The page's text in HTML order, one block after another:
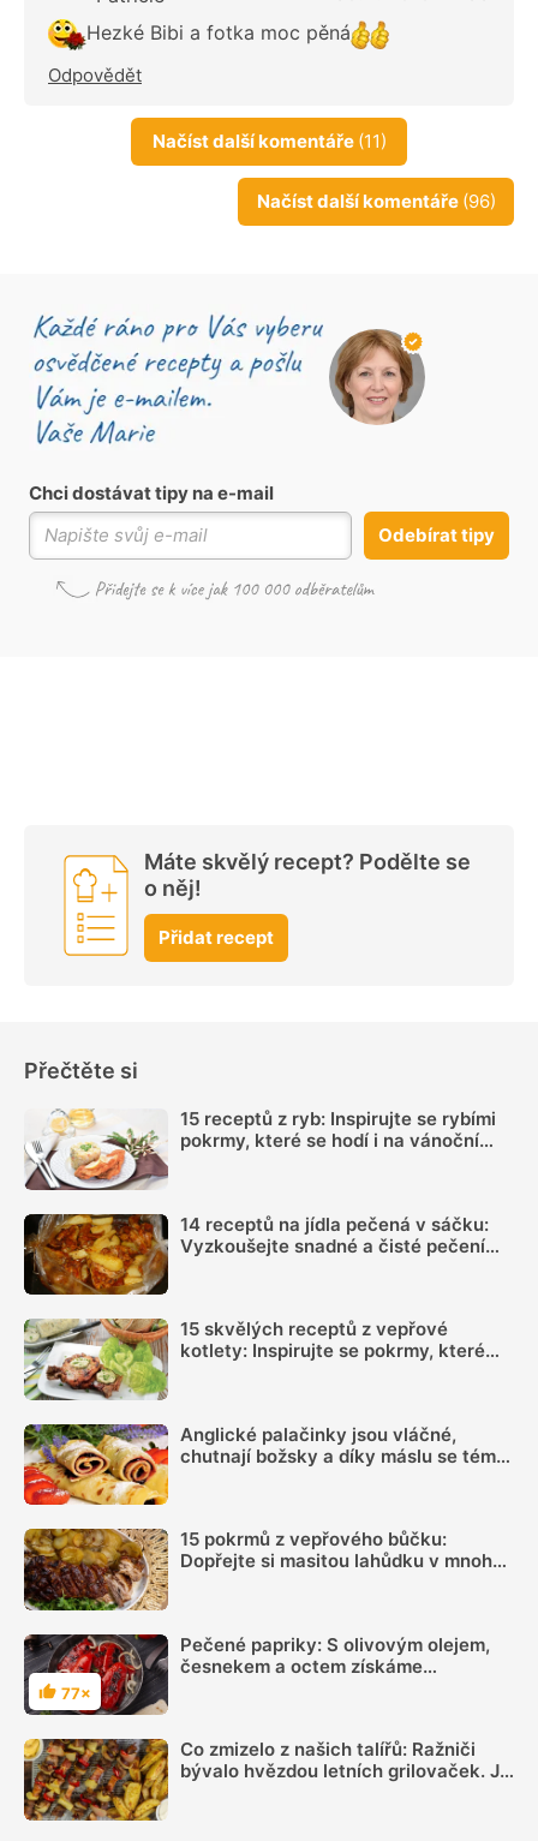
Hezké Bibi a fotka moc pěná
Odpovědět
Načíst další komentáře (11)
Načíst další komentáře (96)
Chci dostávat tipy na e-mail
Odebírat tipy
Máte skvělý recept? Podělte se
o něj!
Přidat recept
Přečtěte si
15 receptů z ryb: Inspirujte se rybími
pokrmy, které se hodí i na vánoční
14 receptů na jídla pečená v sáčku:
Vyzkoušejte snadné a čisté pečení
15 skvělých receptů z vepřové
kotlety: Inspirujte se pokrmy, které
Anglické palačinky jsou vláčné,
chutnají božsky a díky máslu se téměř
15 pokrmů z vepřového bůčku:
Dopřejte si masitou lahůdku v mnoha
Hodnocení
77×
Pečené papriky: S olivovým olejem,
česnekem a octem získáme
Co zmizelo z našich talířů: Ražniči
bývalo hvězdou letních grilovaček. Je